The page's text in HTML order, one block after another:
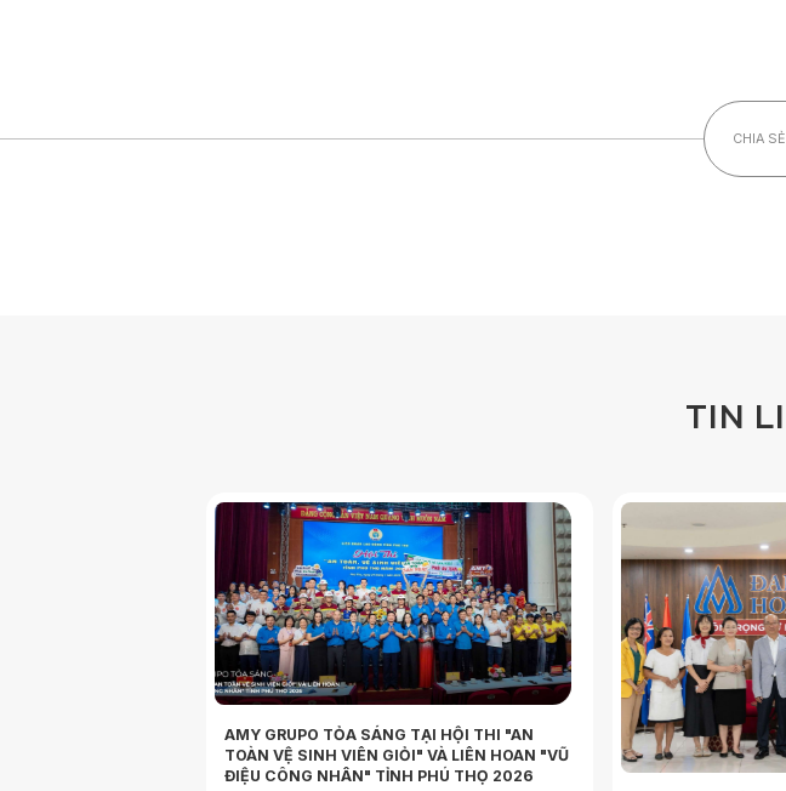
CHIA SẺ
TIN LI
AMY GRUPO TỎA SÁNG TẠI HỘI THI "AN
TOÀN VỆ SINH VIÊN GIỎI" VÀ LIÊN HOAN "VŨ
ĐIỆU CÔNG NHÂN" TỈNH PHÚ THỌ 2026